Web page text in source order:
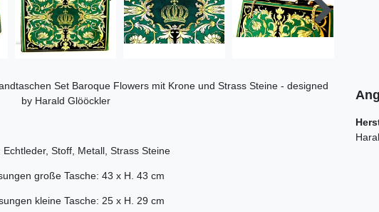
Set Baroque Flowers mit Krone und Strass Steine - designed
by Harald Glööckler
Echtleder, Stoff, Metall, Strass Steine
große Tasche: 43 x H. 43 cm
kleine Tasche: 25 x H. 29 cm